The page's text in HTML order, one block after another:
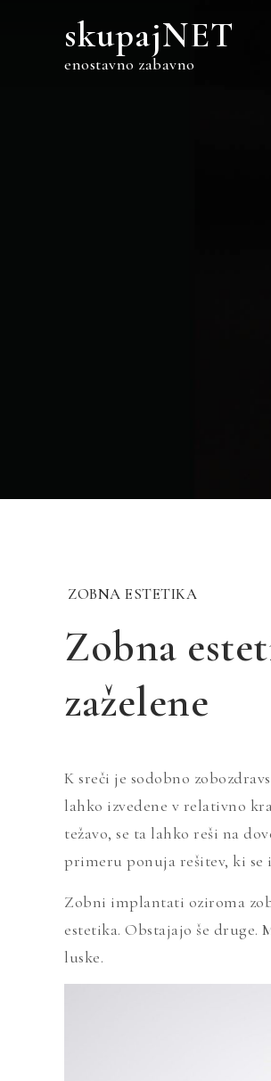
skupajNET
enostavno zabavno
ZOBNA ESTETIKA
Zobna
zaželene
K sreči je sodobno
lahko izvedene v relativno
težavo, se ta lahko reši na
primeru ponuja rešitev, ki
Zobni implantati oziroma
estetika. Obstajajo še
luske.